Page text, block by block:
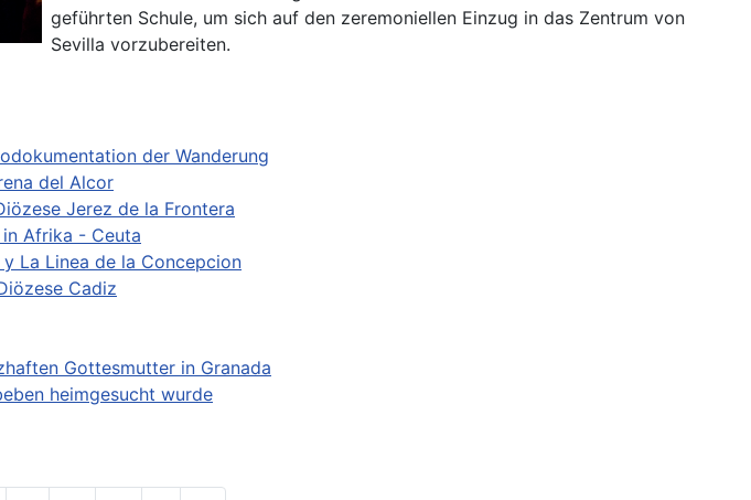
geführten Schule, um sich auf den zeremoniellen Einzug in das Zentrum von
Sevilla vorzubereiten.
der Wanderung
del Alcor
Jerez de la Frontera
in Afrika - Ceuta
La Linea de la Concepcion
Cadiz
Gottesmutter in Granada
heimgesucht wurde